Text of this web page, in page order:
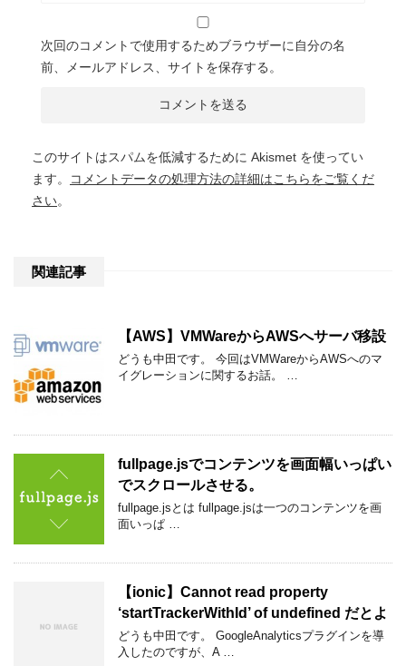
次回のコメントで使用するためブラウザーに自分の名
前、メールアドレス、サイトを保存する。
このサイトはスパムを低減するために Akismet を使ってい
ます。
コメントデータの処理方法の詳細はこちらをご覧くだ
さい。
関連記事
【AWS】VMWareからAWSへサーバ移設
どうも中田です。 今回はVMWareからAWSへのマ
イグレーションに関するお話。 …
fullpage.jsでコンテンツを画面幅いっぱい
でスクロールさせる。
fullpage.jsとは fullpage.jsは一つのコンテンツを画
面いっぱ …
【ionic】Cannot read property
‘startTrackerWithId’ of undefined だとよ
どうも中田です。 GoogleAnalyticsプラグインを導
入したのですが、A …